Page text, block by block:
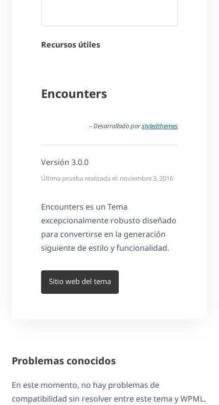
Recursos útiles
Encounters
– Desarrollado porstyledthemes
Versión 3.0.0
Última prueba realizada el: noviembre 3, 2016
Encounters es un Tema
excepcionalmente robusto diseñado
para convertirse en la generación
siguiente de estilo y funcionalidad.
Sitio web del tema
Problemas conocidos
En este momento, no hay problemas de
compatibilidad sin resolver entre este tema y WPML.